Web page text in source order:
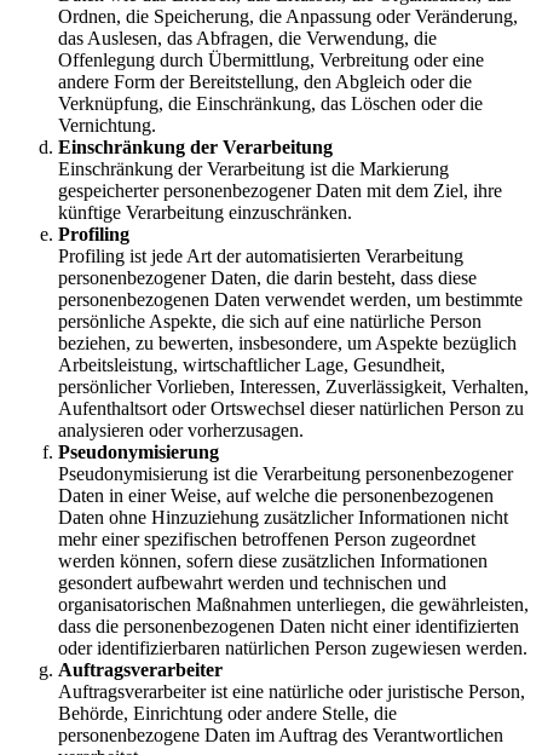
Ordnen, die Speicherung, die Anpassung oder Veränderung,
das Auslesen, das Abfragen, die Verwendung, die
Offenlegung durch Übermittlung, Verbreitung oder eine
andere Form der Bereitstellung, den Abgleich oder die
Verknüpfung, die Einschränkung, das Löschen oder die
Vernichtung.
Einschränkung der Verarbeitung
Einschränkung der Verarbeitung ist die Markierung
gespeicherter personenbezogener Daten mit dem Ziel, ihre
künftige Verarbeitung einzuschränken.
Profiling
Profiling ist jede Art der automatisierten Verarbeitung
personenbezogener Daten, die darin besteht, dass diese
personenbezogenen Daten verwendet werden, um bestimmte
persönliche Aspekte, die sich auf eine natürliche Person
beziehen, zu bewerten, insbesondere, um Aspekte bezüglich
Arbeitsleistung, wirtschaftlicher Lage, Gesundheit,
persönlicher Vorlieben, Interessen, Zuverlässigkeit, Verhalten,
Aufenthaltsort oder Ortswechsel dieser natürlichen Person zu
analysieren oder vorherzusagen.
Pseudonymisierung
Pseudonymisierung ist die Verarbeitung personenbezogener
Daten in einer Weise, auf welche die personenbezogenen
Daten ohne Hinzuziehung zusätzlicher Informationen nicht
mehr einer spezifischen betroffenen Person zugeordnet
werden können, sofern diese zusätzlichen Informationen
gesondert aufbewahrt werden und technischen und
organisatorischen Maßnahmen unterliegen, die gewährleisten,
dass die personenbezogenen Daten nicht einer identifizierten
oder identifizierbaren natürlichen Person zugewiesen werden.
Auftragsverarbeiter
Auftragsverarbeiter ist eine natürliche oder juristische Person,
Behörde, Einrichtung oder andere Stelle, die
personenbezogene Daten im Auftrag des Verantwortlichen